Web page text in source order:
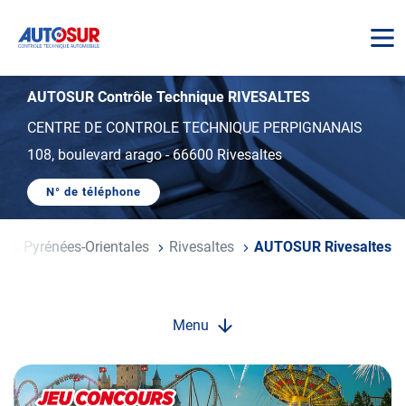
AUTOSUR
AUTOSUR Contrôle Technique RIVESALTES
CENTRE DE CONTROLE TECHNIQUE PERPIGNANAIS
108, boulevard arago-66600 Rivesaltes
N° de téléphone
AFFICHER
DE
TÉLÉPHONE
Pyrénées-Orientales Rivesaltes AUTOSUR Rivesaltes
Menu
Opération
spéciale